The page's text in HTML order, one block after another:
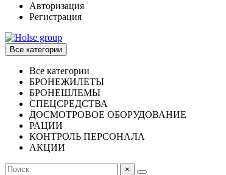
Авторизация
Регистрация
Все категории
Все категории
БРОНЕЖИЛЕТЫ
БРОНЕШЛЕМЫ
СПЕЦСРЕДСТВА
ДОСМОТРОВОЕ ОБОРУДОВАНИЕ
РАЦИИ
КОНТРОЛЬ ПЕРСОНАЛА
АКЦИИ
×